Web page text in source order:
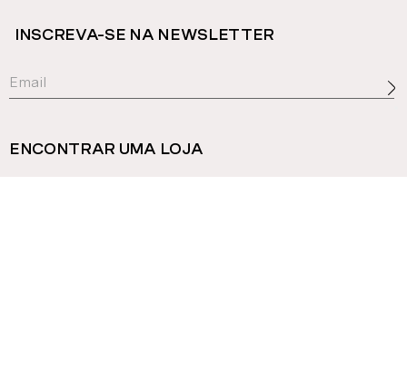
INSCREVA-SE NA NEWSLETTER
ENCONTRAR UMA LOJA